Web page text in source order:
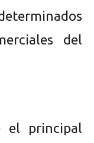
del
el principal